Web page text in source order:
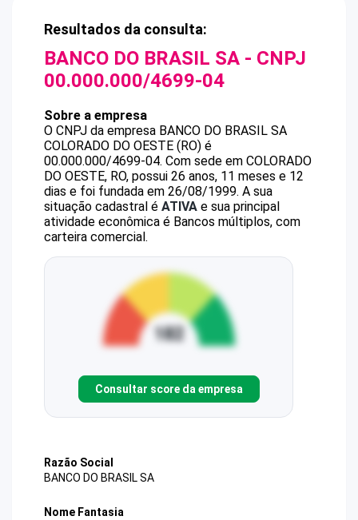
Resultados da consulta:
BANCO DO BRASIL SA - CNPJ
00.000.000/4699-04
Sobre a empresa
O CNPJ da empresa BANCO DO BRASIL SA
COLORADO DO OESTE (RO) é
00.000.000/4699-04. Com sede em COLORADO
DO OESTE, RO, possui 26 anos, 11 meses e 12
dias e foi fundada em 26/08/1999. A sua
situação cadastral é ATIVA e sua principal
atividade econômica é Bancos múltiplos, com
carteira comercial.
Consultar score da empresa
Razão Social
BANCO DO BRASIL SA
Nome Fantasia